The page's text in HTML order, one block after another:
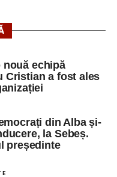
nouă echipă
Cristian a fost ales
din Alba și-
la Sebeș.
președinte